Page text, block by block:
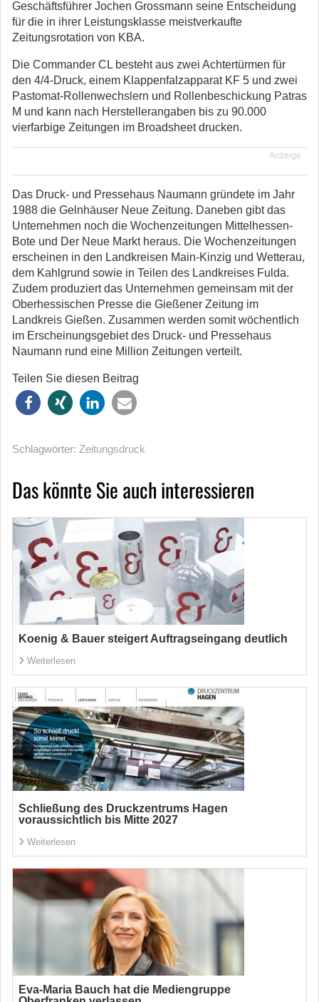
Geschäftsführer Jochen Grossmann seine Entscheidung
für die in ihrer Leistungsklasse meistverkaufte
Zeitungsrotation von KBA.
Die Commander CL besteht aus zwei Achtertürmen für
den 4/4-Druck, einem Klappenfalzapparat KF 5 und zwei
Pastomat-Rollenwechslern und Rollenbeschickung Patras
M und kann nach Herstellerangaben bis zu 90.000
vierfarbige Zeitungen im Broadsheet drucken.
Anzeige
Das Druck- und Pressehaus Naumann gründete im Jahr
1988 die Gelnhäuser Neue Zeitung. Daneben gibt das
Unternehmen noch die Wochenzeitungen Mittelhessen-
Bote und Der Neue Markt heraus. Die Wochenzeitungen
erscheinen in den Landkreisen Main-Kinzig und Wetterau,
dem Kahlgrund sowie in Teilen des Landkreises Fulda.
Zudem produziert das Unternehmen gemeinsam mit der
Oberhessischen Presse die Gießener Zeitung im
Landkreis Gießen. Zusammen werden somit wöchentlich
im Erscheinungsgebiet des Druck- und Pressehaus
Naumann rund eine Million Zeitungen verteilt.
Teilen Sie diesen Beitrag
Schlagwörter: Zeitungsdruck
Das könnte Sie auch interessieren
Koenig & Bauer steigert Auftragseingang deutlich
Weiterlesen
Schließung des Druckzentrums Hagen
voraussichtlich bis Mitte 2027
Weiterlesen
Eva-Maria Bauch hat die Mediengruppe